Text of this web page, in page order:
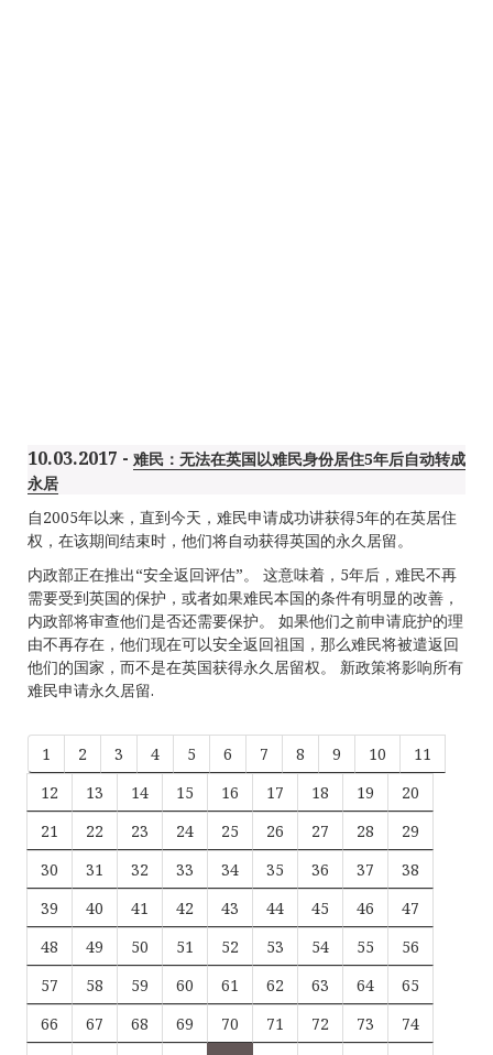
10.03.2017 - 难民：无法在英国以难民身份居住5年后自动转成
永居
自2005年以来，直到今天，难民申请成功讲获得5年的在英居住
权，在该期间结束时，他们将自动获得英国的永久居留。
内政部正在推出“安全返回评估”。 这意味着，5年后，难民不再
需要受到英国的保护，或者如果难民本国的条件有明显的改善，
内政部将审查他们是否还需要保护。 如果他们之前申请庇护的理
由不再存在，他们现在可以安全返回祖国，那么难民将被遣返回
他们的国家，而不是在英国获得永久居留权。 新政策将影响所有
难民申请永久居留.
1 2 3 4 5 6 7 8 9 10
11
12
13 14 15 16 17 18 19
20
21
22 23 24 25 26 27 28
29
30
31 32 33 34 35 36 37
38
39
40 41 42 43 44 45 46
47
48
49 50 51 52 53 54 55
56
57
58 59 60 61 62 63 64
65
66
67 68 69 70 71 72 73
74